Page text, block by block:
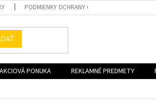
PODMIENKY OCHRANY OSOBNÝCH ÚDAJOV
AKCIOVÁ PONUKA REKLAMNÉ PREDMETY